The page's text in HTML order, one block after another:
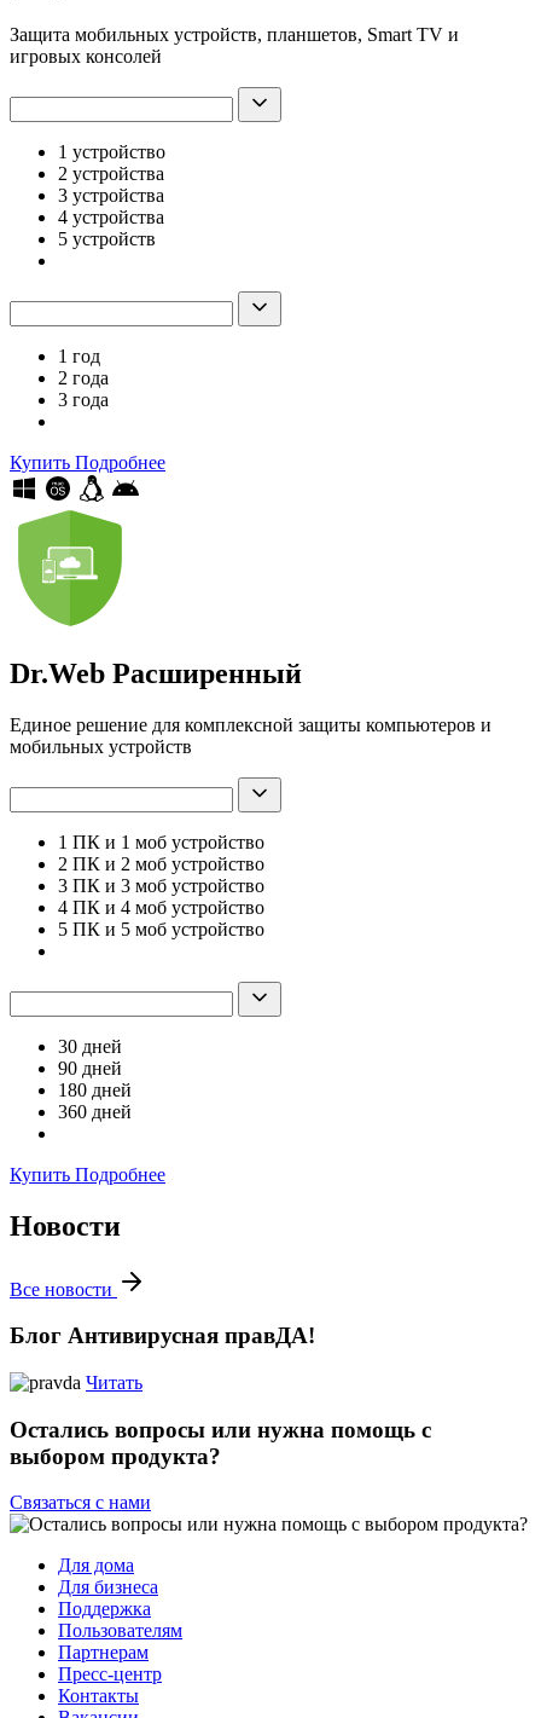
Защита мобильных устройств, планшетов, Smart TV и
игровых консолей
1 устройство
2 устройства
3 устройства
4 устройства
5 устройств
1 год
2 года
3 года
Купить Подробнее
Dr.Web Расширенный
Единое решение для комплексной защиты компьютеров и
мобильных устройств
1 ПК и 1 моб устройство
2 ПК и 2 моб устройство
3 ПК и 3 моб устройство
4 ПК и 4 моб устройство
5 ПК и 5 моб устройство
30 дней
90 дней
180 дней
360 дней
Купить Подробнее
Новости
Все новости
Блог Антивирусная правДА!
Читать
Остались вопросы или нужна помощь с
выбором продукта?
Связаться с нами
Для дома
Для бизнеса
Поддержка
Пользователям
Партнерам
Пресс-центр
Контакты